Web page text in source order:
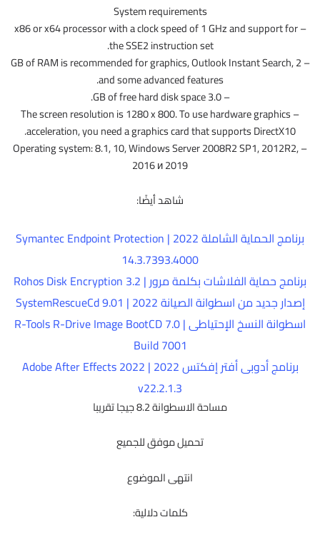
System requirements
– x86 or x64 processor with a clock speed of 1 GHz and support for
the SSE2 instruction set.
– 2 GB of RAM is recommended for graphics, Outlook Instant Search,
and some advanced features.
– 3.0 GB of free hard disk space.
– The screen resolution is 1280 x 800. To use hardware graphics
acceleration, you need a graphics card that supports DirectX10.
– Operating system: 8.1, 10, Windows Server 2008R2 SP1, 2012R2,
2016 и 2019
شاهد أيضًا:
برنامج الحماية الشاملة 2022 | Symantec Endpoint Protection
14.3.7393.4000
برنامج حماية الفلاشات بكلمة مرور | Rohos Disk Encryption 3.2
إصدار جديد من اسطوانة الصيانة 2022 | SystemRescueCd 9.01
اسطوانة النسخ الإحتياطى | R-Tools R-Drive Image BootCD 7.0
Build 7001
برنامج أدوبى أفتر إفكتس 2022 | Adobe After Effects 2022
v22.2.1.3
مساحة الاسطوانة 8.2 جيجا تقريبا
تحميل موفق للجميع
انتهى الموضوع
كلمات دلالية: